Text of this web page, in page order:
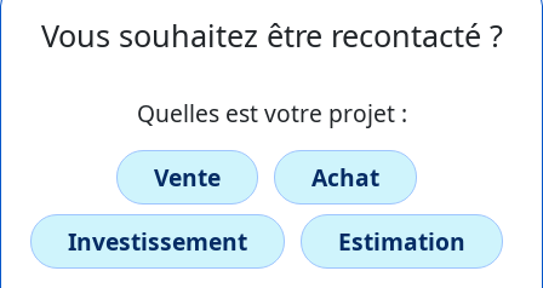
Vous souhaitez être recontacté ?
Quelles est votre projet :
Vente
Achat
Investissement
Estimation